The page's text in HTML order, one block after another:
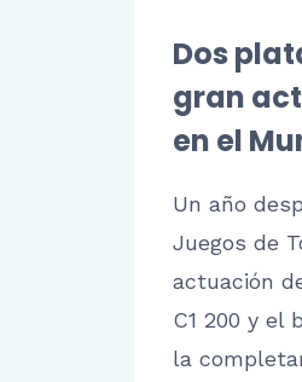
Dos
gran
en el
Un año
Juegos de
actuación
C1 200 y el
la